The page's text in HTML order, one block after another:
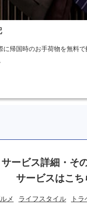
ブ ダイニング
料理を2名以上でご利用の場
ます。また、グループ特別プ
サービス詳細・そ
サービスはこち
メ ライフスタイル ト